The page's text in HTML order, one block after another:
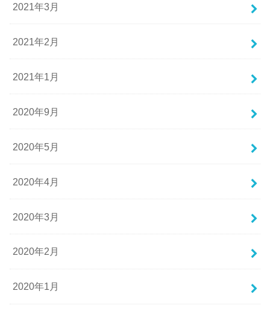
2021年3月
2021年2月
2021年1月
2020年9月
2020年5月
2020年4月
2020年3月
2020年2月
2020年1月